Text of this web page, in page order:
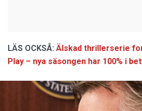
LÄS OCKSÅ: Älskad thrillerserie
Play – nya säsongen har 100% i